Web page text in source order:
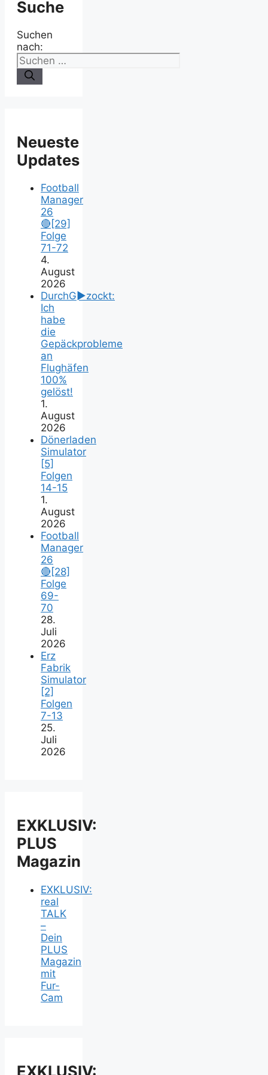
Suche
Suchen
nach:
Neueste
Updates
Football
Manager
26
🔴[29]
Folge
71-72
4.
August
2026
DurchG►zockt:
Ich
habe
die
Gepäckprobleme
an
Flughäfen
100%
gelöst!
1.
August
2026
Dönerladen
Simulator
[5]
Folgen
14-15
1.
August
2026
Football
Manager
26
🔴[28]
Folge
69-
70
28.
Juli
2026
Erz
Fabrik
Simulator
[2]
Folgen
7-13
25.
Juli
2026
EXKLUSIV:
PLUS
Magazin
EXKLUSIV:
real
TALK
–
Dein
PLUS
Magazin
mit
Fur-
Cam
EXKLUSIV: